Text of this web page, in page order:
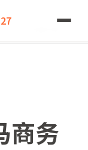
深度拆解攻略
商务